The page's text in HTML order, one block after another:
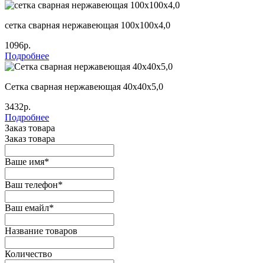
сетка сварная нержавеющая 100х100х4,0
1096р.
Подробнее
Сетка сварная нержавеющая 40х40х5,0
3432р.
Подробнее
Заказ товара
Заказ товара
Ваше имя*
Ваш телефон*
Ваш емайл*
Название товаров
Количество